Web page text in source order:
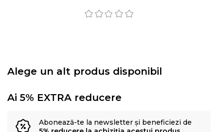
Alege un alt produs disponibil
Ai 5% EXTRA reducere
Abonează-te la newsletter și beneficiezi de